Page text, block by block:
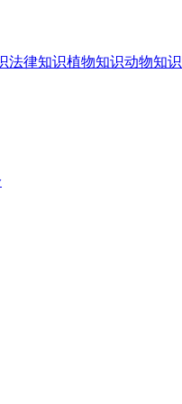
法律知识植物知识动物知识